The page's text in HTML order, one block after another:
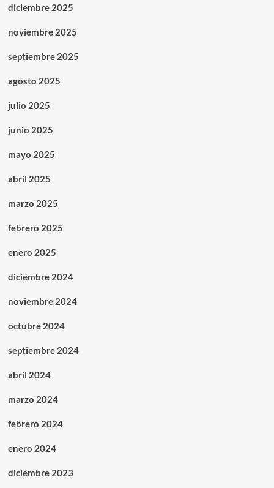
diciembre 2025
noviembre 2025
septiembre 2025
agosto 2025
julio 2025
junio 2025
mayo 2025
abril 2025
marzo 2025
febrero 2025
enero 2025
diciembre 2024
noviembre 2024
octubre 2024
septiembre 2024
abril 2024
marzo 2024
febrero 2024
enero 2024
diciembre 2023